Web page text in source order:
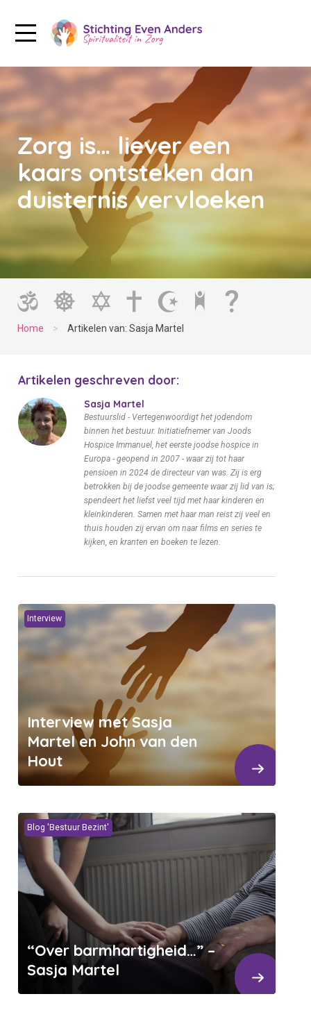
Zorg is… liever een
kaars ontsteken dan
duisternis vervloeken
Home > Artikelen van: Sasja Martel
Artikelen geschreven door:
Sasja Martel
Bestuurslid - Vertegenwoordigt het jodendom
binnen het bestuur. Initiatiefnemer van Joods
Hospice Immanuel, het eerste joodse hospice in
Europa - geopend in 2007 - waar zij tot haar
pensioen in 2024 de directeur van was. Zij is erg
betrokken bij de joodse gemeente waar zij lid van is;
spendeert het liefst veel tijd met haar kinderen en
kleinkinderen. Samen met haar man reist zij veel en
thuis houden zij ervan om naar films en series te
kijken, en kranten en boeken te lezen.
Interview
Interview met Sasja
Martel en John van den
Hout
Blog 'Bestuur Bezint'
“Over barmhartigheid…” –
Sasja Martel